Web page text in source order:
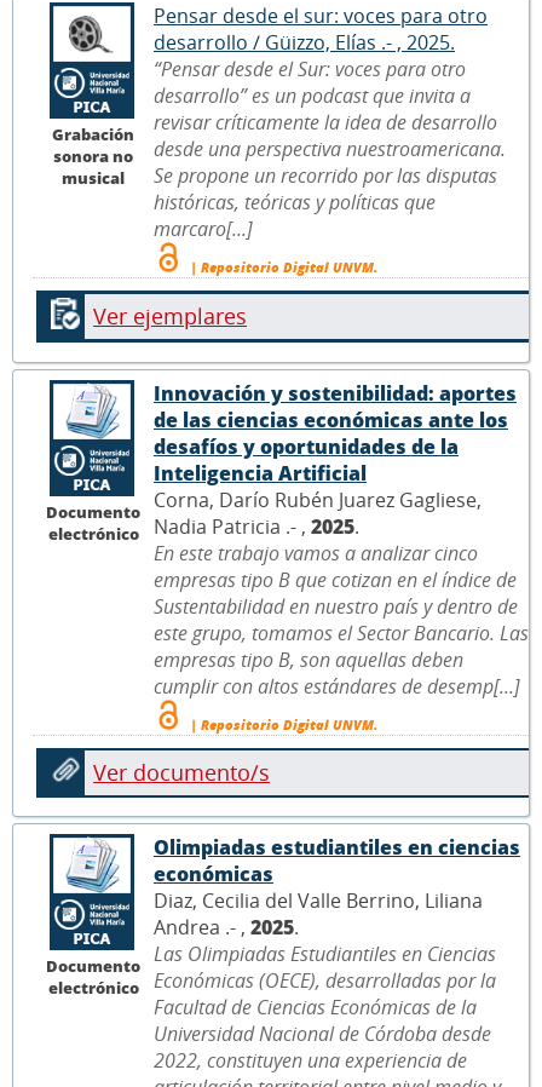
Grabación
sonora no
musical
Pensar desde el sur: voces para otro
desarrollo / Güizzo, Elías .- , 2025.
“Pensar desde el Sur: voces para otro
desarrollo” es un podcast que invita a
revisar críticamente la idea de desarrollo
desde una perspectiva nuestroamericana.
Se propone un recorrido por las disputas
históricas, teóricas y políticas que
marcaro[...]
| Repositorio Digital UNVM.
Ver ejemplares
Documento
electrónico
Innovación y sostenibilidad: aportes
de las ciencias económicas ante los
desafíos y oportunidades de la
Inteligencia Artificial
Corna, Darío Rubén Juarez Gagliese,
Nadia Patricia .- , 2025.
En este trabajo vamos a analizar cinco
empresas tipo B que cotizan en el índice de
Sustentabilidad en nuestro país y dentro de
este grupo, tomamos el Sector Bancario. Las
empresas tipo B, son aquellas deben
cumplir con altos estándares de desemp[...]
| Repositorio Digital UNVM.
Ver documento/s
Documento
electrónico
Olimpiadas estudiantiles en ciencias
económicas
Diaz, Cecilia del Valle Berrino, Liliana
Andrea .- , 2025.
Las Olimpiadas Estudiantiles en Ciencias
Económicas (OECE), desarrolladas por la
Facultad de Ciencias Económicas de la
Universidad Nacional de Córdoba desde
2022, constituyen una experiencia de